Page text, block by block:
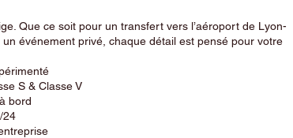
Que ce soit pour un transfert vers l’aéroport de Lyon-
événement privé, chaque détail est pensé pour votre
S & Classe V
bord
24